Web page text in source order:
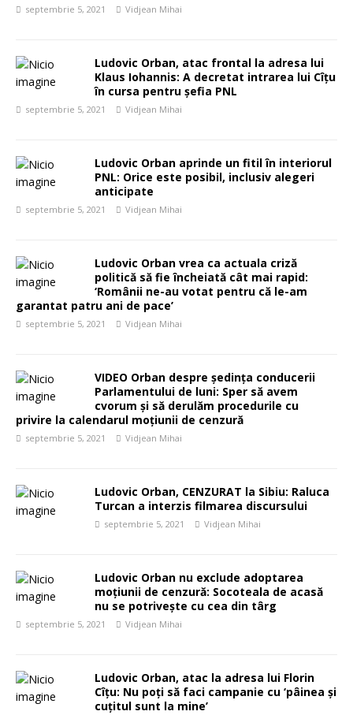
septembrie 5, 2021 Vidjean Mihai
Ludovic Orban, atac frontal la adresa lui
Klaus Iohannis: A decretat intrarea lui Cîțu
în cursa pentru șefia PNL
septembrie 5, 2021 Vidjean Mihai
Ludovic Orban aprinde un fitil în interiorul
PNL: Orice este posibil, inclusiv alegeri
anticipate
septembrie 5, 2021 Vidjean Mihai
Ludovic Orban vrea ca actuala criză
politică să fie încheiată cât mai rapid:
‘Românii ne-au votat pentru că le-am
garantat patru ani de pace’
septembrie 5, 2021 Vidjean Mihai
VIDEO Orban despre ședința conducerii
Parlamentului de luni: Sper să avem
cvorum şi să derulăm procedurile cu
privire la calendarul moţiunii de cenzură
septembrie 5, 2021 Vidjean Mihai
Ludovic Orban, CENZURAT la Sibiu: Raluca
Turcan a interzis filmarea discursului
septembrie 5, 2021 Vidjean Mihai
Ludovic Orban nu exclude adoptarea
moțiunii de cenzură: Socoteala de acasă
nu se potrivește cu cea din târg
septembrie 5, 2021 Vidjean Mihai
Ludovic Orban, atac la adresa lui Florin
Cîțu: Nu poți să faci campanie cu ‘pâinea și
cuțitul sunt la mine’